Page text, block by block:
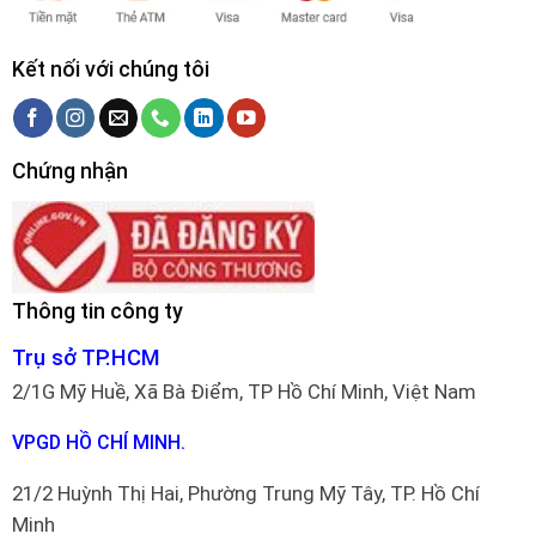
Kết nối với chúng tôi
Chứng nhận
Thông tin công ty
Trụ sở TP.HCM
2/1G Mỹ Huề, Xã Bà Điểm, TP Hồ Chí Minh, Việt Nam
VPGD HỒ CHÍ MINH.
21/2 Huỳnh Thị Hai, Phường Trung Mỹ Tây, TP. Hồ Chí
Minh